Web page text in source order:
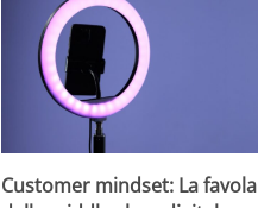
Customer mindset: La favola